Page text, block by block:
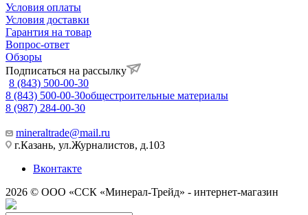
Условия оплаты
Условия доставки
Гарантия на товар
Вопрос-ответ
Обзоры
Подписаться на рассылку
8 (843) 500-00-30
8 (843) 500-00-30общестроительные материалы
8 (987) 284-00-30
mineraltrade@mail.ru
г.Казань, ул.Журналистов, д.103
Вконтакте
2026 © ООО «ССК «Минерал-Трейд» - интернет-магазин